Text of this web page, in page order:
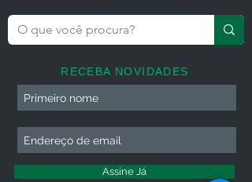
RECEBA NOVIDADES
Assine Já